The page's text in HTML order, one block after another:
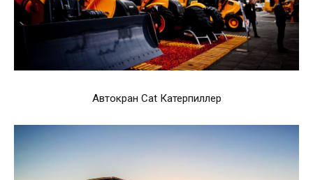
Автокран Cat Катерпиллер